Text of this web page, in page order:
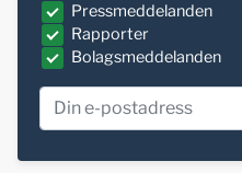
Pressmeddelanden
Rapporter
Bolagsmeddelanden